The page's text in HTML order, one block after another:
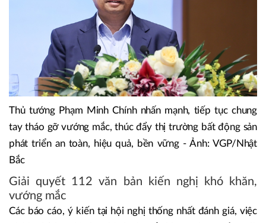
Thủ tướng Phạm Minh Chính nhấn mạnh, tiếp tục chung
tay tháo gỡ vướng mắc, thúc đẩy thị trường bất động sản